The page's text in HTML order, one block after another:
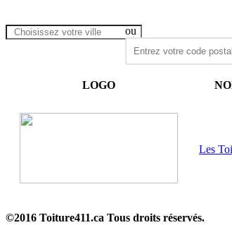
ou
LOGO
Les
©2016 Toiture411.ca Tous droits réservés.